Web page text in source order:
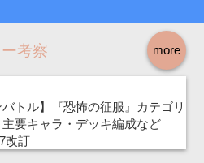
more
考察
バトル】『恐怖の征服』カテゴリ
主要キャラ・デッキ編成など
改訂